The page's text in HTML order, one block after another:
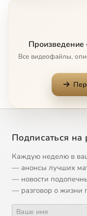
9
Духовная
11 Духовные
12 Евхаристия
14
Произведение
Все видеофайлы,
Подписаться на
Каждую неделю в
— анонсы лучших
— новости
— разговор о жизни